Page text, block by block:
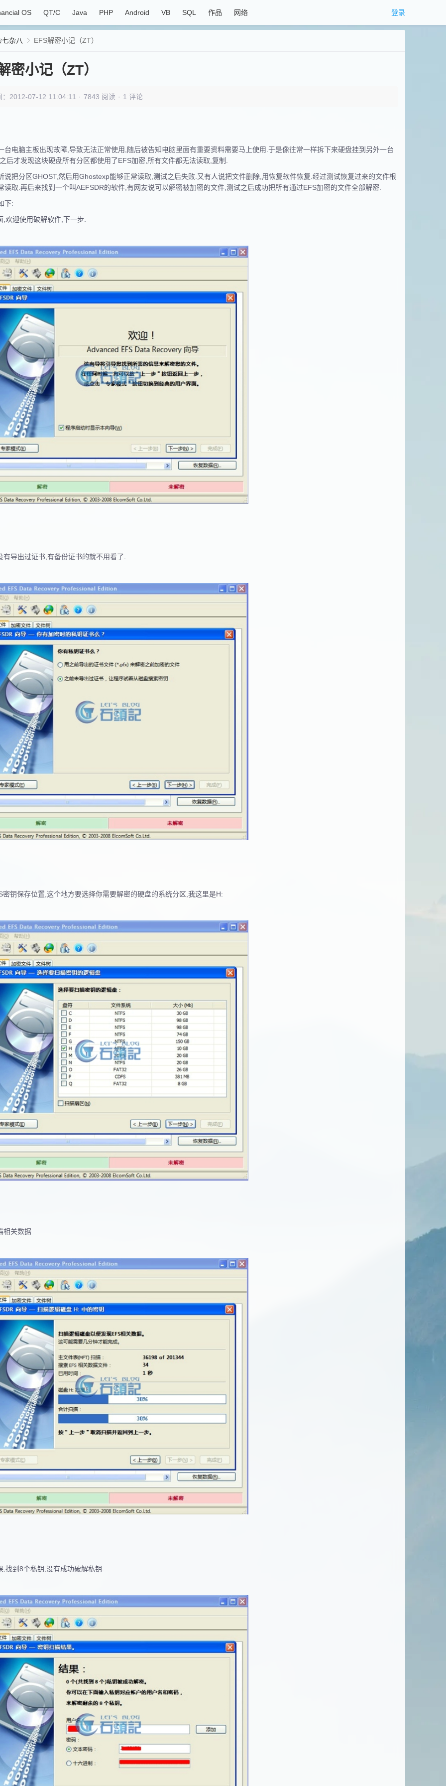
OS QT/C Java PHP Android VB SQL 作品 网络 登录
七杂八 EFS解密小记（ZT）
密小记（ZT）
：2012-07-12 11:04:11 · 7843 阅读 · 1 评论
台电脑主板出现故障,导致无法正常使用,随后被告知电脑里面有重要资料需要马上使用.于是像往常一样拆下来硬盘挂到另外一台
后才发现这块硬盘所有分区都使用了EFS加密,所有文件都无法读取,复制.
说把分区GHOST,然后用Ghostexp能够正常读取,测试之后失败.又有人说把文件删除,用恢复软件恢复.经过测试恢复过来的文件根
读取.再后来找到一个叫AEFSDR的软件,有网友说可以解密被加密的文件,测试之后成功把所有通过EFS加密的文件全部解密.
下:
,欢迎使用破解软件,下一步.
有导出过证书,有备份证书的就不用看了.
密钥保存位置,这个地方要选择你需要解密的硬盘的系统分区,我这里是H:
相关数据
,找到8个私钥,没有成功破解私钥.